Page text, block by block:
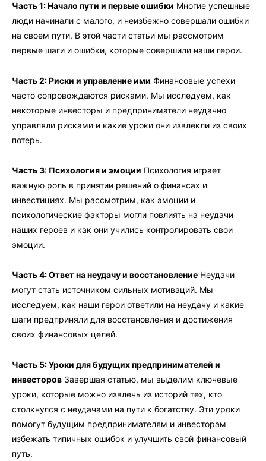
Часть 1: Начало пути и первые ошибки Многие успешные
люди начинали с малого, и неизбежно совершали ошибки
на своем пути. В этой части статьи мы рассмотрим
первые шаги и ошибки, которые совершили наши герои.
Часть 2: Риски и управление ими Финансовые успехи
часто сопровождаются рисками. Мы исследуем, как
некоторые инвесторы и предприниматели неудачно
управляли рисками и какие уроки они извлекли из своих
потерь.
Часть 3: Психология и эмоции Психология играет
важную роль в принятии решений о финансах и
инвестициях. Мы рассмотрим, как эмоции и
психологические факторы могли повлиять на неудачи
наших героев и как они учились контролировать свои
эмоции.
Часть 4: Ответ на неудачу и восстановление Неудачи
могут стать источником сильных мотиваций. Мы
исследуем, как наши герои ответили на неудачу и какие
шаги предприняли для восстановления и достижения
своих финансовых целей.
Часть 5: Уроки для будущих предпринимателей и
инвесторов Завершая статью, мы выделим ключевые
уроки, которые можно извлечь из историй тех, кто
столкнулся с неудачами на пути к богатству. Эти уроки
помогут будущим предпринимателям и инвесторам
избежать типичных ошибок и улучшить свой финансовый
путь.